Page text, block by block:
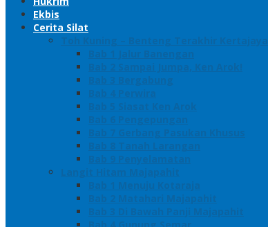
Ekbis
Cerita Silat
Toh Kuning – Benteng Terakhir Kertajaya
Bab 1 Jalur Banengan
Bab 2 Sampai Jumpa, Ken Arok!
Bab 3 Bergabung
Bab 4 Perwira
Bab 5 Siasat Ken Arok
Bab 6 Pengepungan
Bab 7 Gerbang Pasukan Khusus
Bab 8 Tanah Larangan
Bab 9 Penyelamatan
Langit Hitam Majapahit
Bab 1 Menuju Kotaraja
Bab 2 Matahari Majapahit
Bab 3 Di Bawah Panji Majapahit